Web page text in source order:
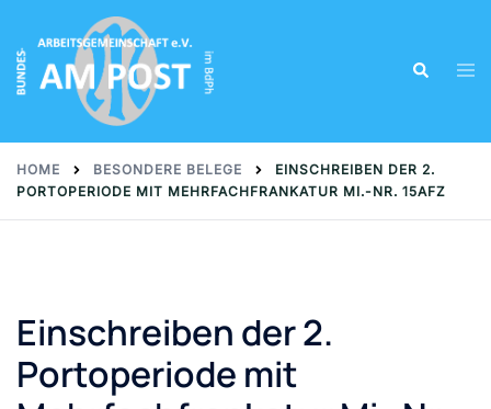
HOME BESONDERE BELEGE
EINSCHREIBEN DER 2.
PORTOPERIODE MIT MEHRFACHFRANKATUR MI.-NR. 15AFZ
Einschreiben der 2.
Portoperiode mit